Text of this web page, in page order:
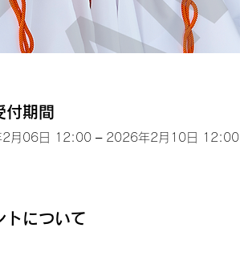
付期間
2月06日 12:00 – 2026年2月10日 12:00
トについて